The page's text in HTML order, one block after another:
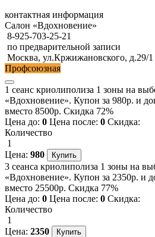
контактная информация
Салон «Вдохновение»
8-925-703-25-21
по предварительной записи
Москва, ул.Кржижановского, д.29/1
Профсоюзная
1 сеанс криолиполиза 1 зоны на
«Вдохновение». Купон за 980р. и
вместо 8500р. Скидка 72%
Цена до: 0 Цена после: 0 Скидка:
Количество
1
Цена: 980
3 сеанса криолиполиза 1 зоны на
«Вдохновение». Купон за 2350р. и
вместо 25500р. Скидка 77%
Цена до: 0 Цена после: 0 Скидка:
Количество
1
Цена: 2350